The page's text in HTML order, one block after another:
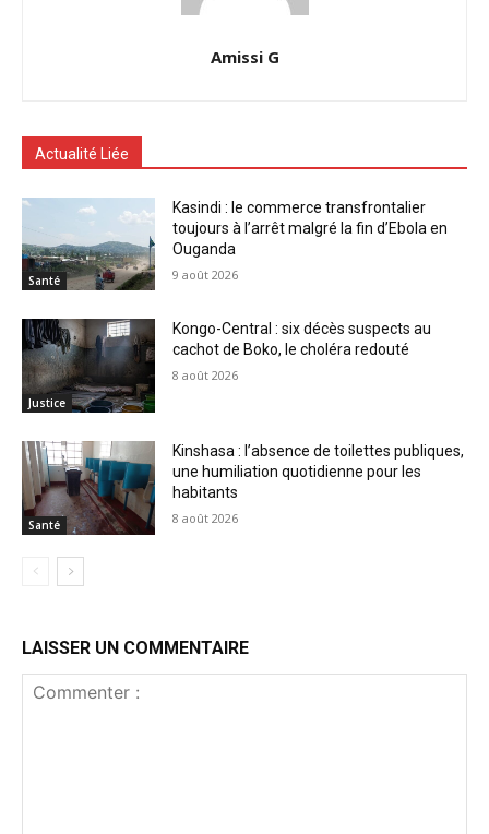
Amissi G
Actualité Liée
Santé
Kasindi : le commerce transfrontalier
toujours à l’arrêt malgré la fin d’Ebola en
Ouganda
9 août 2026
Justice
Kongo-Central : six décès suspects au
cachot de Boko, le choléra redouté
8 août 2026
Santé
Kinshasa : l’absence de toilettes publiques,
une humiliation quotidienne pour les
habitants
8 août 2026
LAISSER UN COMMENTAIRE